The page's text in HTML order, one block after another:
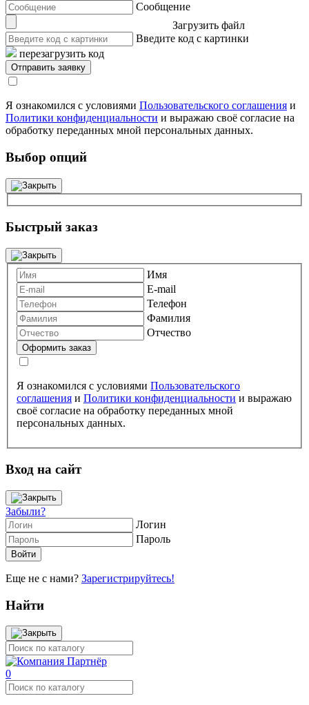
Сообщение
Загрузить файл
Введите код с картинки
перезагрузить код
Я ознакомился с условиями Пользовательского соглашения и
Политики конфиденциальности и выражаю своё согласие на
обработку переданных мной персональных данных.
Выбор опций
Быстрый заказ
Имя
E-mail
Телефон
Фамилия
Отчество
Я ознакомился с условиями Пользовательского
соглашения и Политики конфиденциальности и выражаю
своё согласие на обработку переданных мной
персональных данных.
Вход на сайт
Забыли?
Логин
Пароль
Еще не с нами? Зарегистрируйтесь!
Найти
0